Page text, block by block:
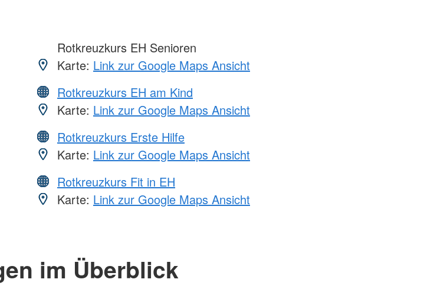
Rotkreuzkurs EH Senioren
Karte: Link zur Google Maps Ansicht
Rotkreuzkurs EH am Kind
Karte: Link zur Google Maps Ansicht
Rotkreuzkurs Erste Hilfe
Karte: Link zur Google Maps Ansicht
Rotkreuzkurs Fit in EH
Karte: Link zur Google Maps Ansicht
im Überblick